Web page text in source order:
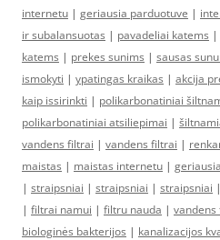
internetu | geriausia parduotuve |
ir subalansuotas | pavadeliai katems |
katems | prekes sunims | sausas
ismokyti | ypatingas kraikas | akcija
kaip issirinkti | polikarbonatiniai
polikarbonatiniai atsiliepimai |
vandens filtrai | vandens filtrai |
maistas | maistas internetu |
| straipsniai | straipsniai | straipsniai |
| filtrai namui | filtru nauda | vandens
biologinės bakterijos | kanalizacijos